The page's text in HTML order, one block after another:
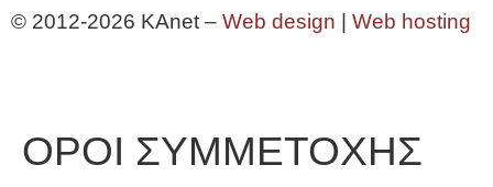
© 2012-2026 KAnet – Web design Web hosting
ΟΡΟΙ ΣΥΜΜΕΤΟΧΗΣ